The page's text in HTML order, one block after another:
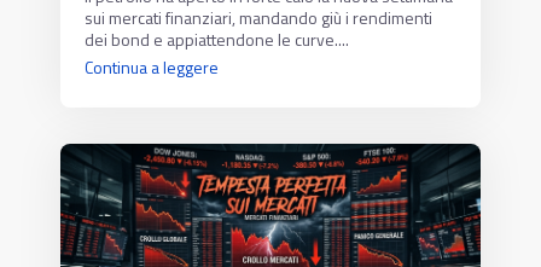
sui mercati finanziari, mandando giù i rendimenti
dei bond e appiattendone le curve....
Continua a leggere